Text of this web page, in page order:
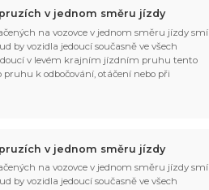
v jednom směru jízdy
na vozovce v jednom směru jízdy smí
by vozidla jedoucí současně ve všech
v levém krajním jízdním pruhu tento
k odbočování, otáčení nebo při
v jednom směru jízdy
na vozovce v jednom směru jízdy smí
by vozidla jedoucí současně ve všech